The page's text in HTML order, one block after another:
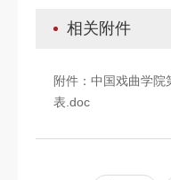
相关附件
附件：中国戏曲学院
表.doc